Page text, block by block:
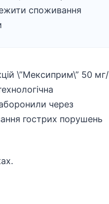
споживання
\”Мексиприм\” 50 мг/
через
гострих порушень